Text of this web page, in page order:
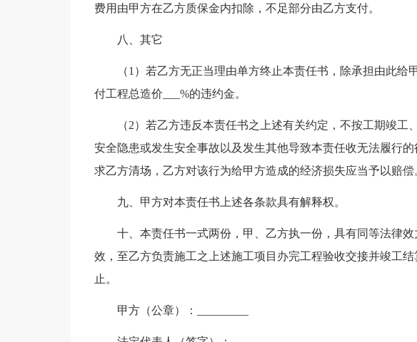
费用由甲方在乙方质保金内扣除，不足部分由乙方支付。
八、其它
（1）若乙方无正当理由单方终止本责任书，除承担由此
付工程总造价___%的违约金。
（2）若乙方违反本责任书之上述有关约定，不按工期竣
安全隐患或发生安全事故以及发生其他导致本责任收无法履行
求乙方清场，乙方对该行为给甲方造成的经济损失应当予以赔偿
九、甲方对本责任书上述各条款具有解释权。
十、本责任书一式两份，甲、乙方执一份，具有同等法律
效，至乙方负责施工之上述施工项目办完工程验收交接并竣工
止。
甲方（公章）：_________